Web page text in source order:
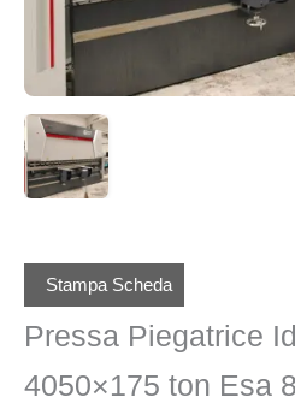
Stampa Scheda
Pressa Piegatrice
4050×175 ton Esa